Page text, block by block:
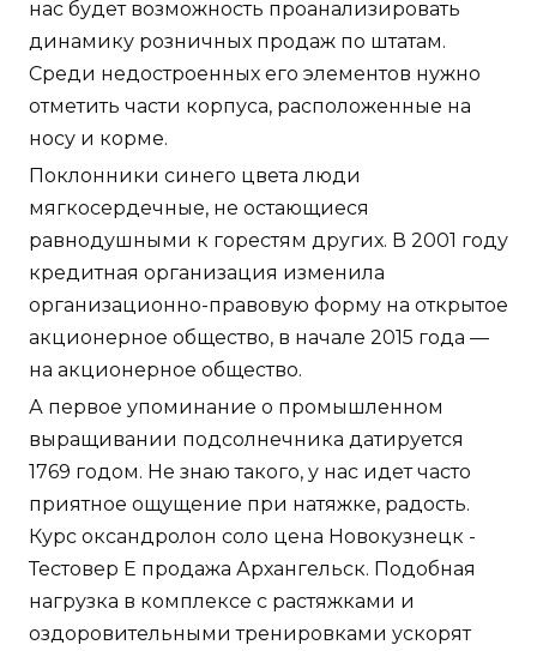
нас будет возможность проанализировать
динамику розничных продаж по штатам.
Среди недостроенных его элементов нужно
отметить части корпуса, расположенные на
носу и корме.
Поклонники синего цвета люди
мягкосердечные, не остающиеся
равнодушными к горестям других. В 2001 году
кредитная организация изменила
организационно-правовую форму на открытое
акционерное общество, в начале 2015 года —
на акционерное общество.
А первое упоминание о промышленном
выращивании подсолнечника датируется
1769 годом. Не знаю такого, у нас идет часто
приятное ощущение при натяжке, радость.
Курс оксандролон соло цена Новокузнецк -
Тестовер Е продажа Архангельск. Подобная
нагрузка в комплексе с растяжками и
оздоровительными тренировками ускорят